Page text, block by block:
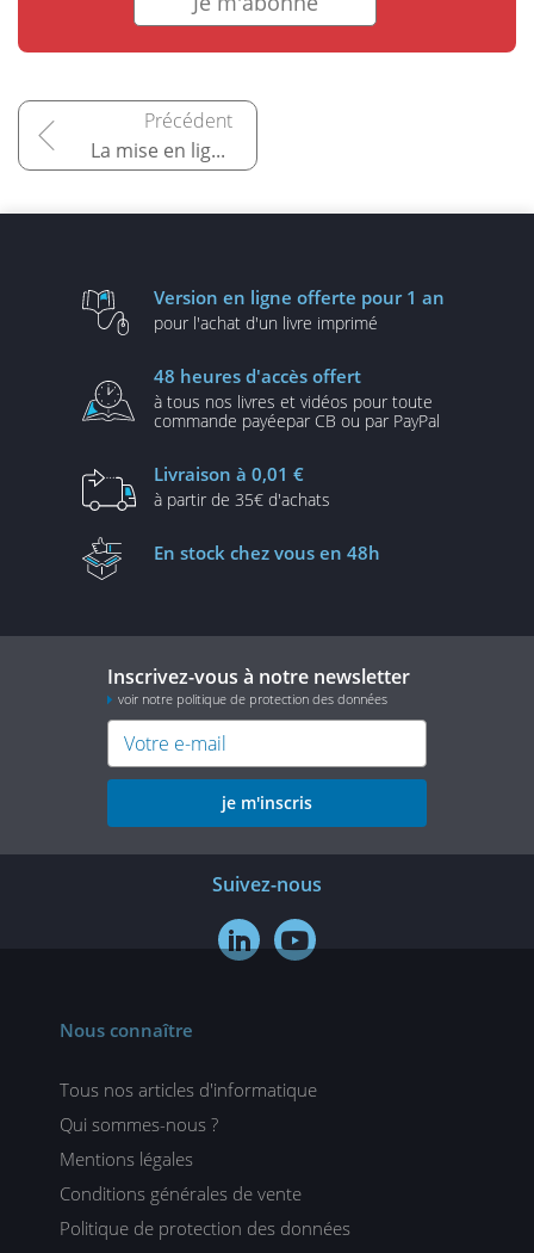
La mise en ligne et la phase d'exploitation
Version en ligne offerte pour 1 an
pour l'achat d'un livre imprimé
48 heures d'accès offert
à tous nos livres et vidéos pour toute
commande payéepar CB ou par PayPal
Livraison à 0,01 €
à partir de 35€ d'achats
En stock chez vous en 48h
Inscrivez-vous à notre newsletter
voir notre politique de protection des données
je m'inscris
Suivez-nous
 
Nous connaître
Tous nos articles d'informatique
Qui sommes-nous ?
Mentions légales
Conditions générales de vente
Politique de protection des données